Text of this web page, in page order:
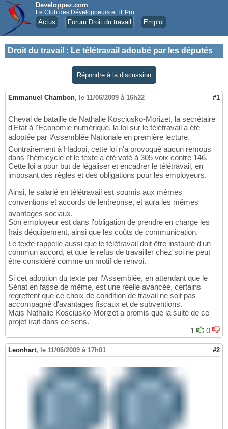
Developpez.com
Le Club des Développeurs et IT Pro
Actus Forum Droit du travail Emploi
Droit du travail : Le télétravail adoubé par les députés
Répondre à la discussion
Emmanuel Chambon, le 11/06/2009 à 16h22 #1
Cheval de bataille de Nathalie Kosciusko-Morizet, la secrétaire
d'Etat à l'Economie numérique, la loi sur le télétravail a été
adoptée par lAssemblée Nationale en première lecture.
Contrairement à Hadopi, cette loi n'a provoqué aucun remous
dans l'hémicycle et le texte a été voté à 305 voix contre 146.
Cette loi a pour but de légaliser et encadrer le télétravail, en
imposant des règles et des obligations pour les employeurs.
Ainsi, le salarié en télétravail est soumis aux mêmes
conventions et accords de lentreprise, et aura les mêmes
avantages sociaux.
Son employeur est dans l'obligation de prendre en charge les
frais déquipement, ainsi que les coûts de communication.
Le texte rappelle aussi que le télétravail doit être instauré d'un
commun accord, et que le refus de travailler chez soi ne peut
être considéré comme un motif de renvoi.
Si cet adoption du texte par l'Assemblée, en attendant que le
Sénat en fasse de même, est une réelle avancée, certains
regrettent que ce choix de condition de travail ne soit pas
accompagné d'avantages fiscaux et de subventions.
Mais Nathalie Kosciusko-Morizet a promis que la suite de ce
projet irait dans ce sens.
1
0
Leonhart, le 11/06/2009 à 17h01 #2